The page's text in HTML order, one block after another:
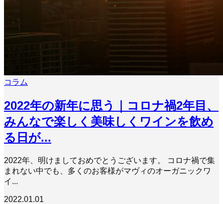
コラム
2022年の新年に思う｜コロナ禍2年目、
みんなで楽しく美味しくワインを飲め
る日が...
2022年、明けましておめでとうございます。 コロナ禍で集
まれない中でも、多くのお客様がマヴィのオーガニックワ
イ...
2022.01.01